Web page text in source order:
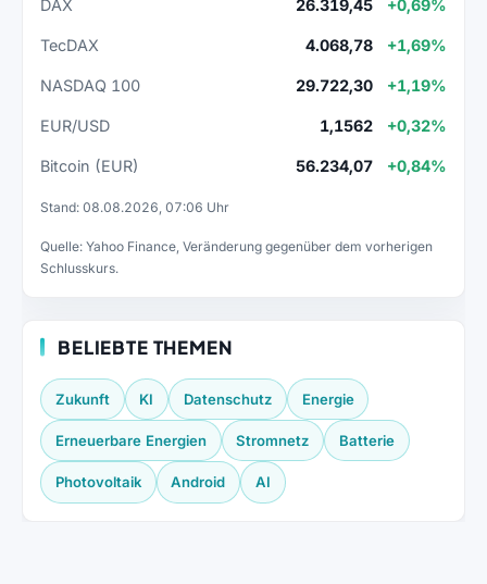
DAX 26.319,45 +0,69%
TecDAX 4.068,78 +1,69%
NASDAQ 100 29.722,30 +1,19%
EUR/USD 1,1562 +0,32%
Bitcoin (EUR) 56.234,07 +0,84%
Stand: 08.08.2026, 07:06 Uhr
Quelle: Yahoo Finance, Veränderung gegenüber dem vorherigen
Schlusskurs.
BELIEBTE THEMEN
Zukunft KI Datenschutz Energie
Erneuerbare Energien Stromnetz Batterie
Photovoltaik Android AI